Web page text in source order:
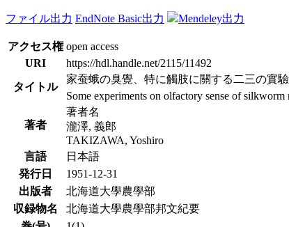
ファイル出力 EndNote Basic出力 Mendeley出力
アクセス権 open access
URI
https://hdl.handle.net/2115/11492
タイトル
家蚕蛾の臭覺、特に觸肢に關する二三の實
Some experiments on olfactory sense of
著者
著者名
瀧澤, 義郎
TAKIZAWA, Yoshiro
言語
日本語
発行日
1951-12-31
出版者
北海道大學農學部
収録物名
北海道大學農學部邦文紀要